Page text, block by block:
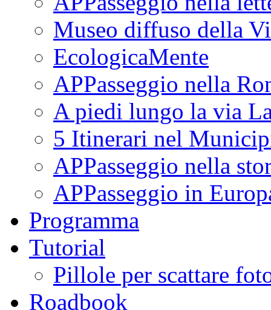
Museo diffuso della
EcologicaMente
APPasseggio nella
A piedi lungo la via
5 Itinerari nel
APPasseggio nella
APPasseggio in
Programma
Tutorial
Pillole per scattare
Roadbook